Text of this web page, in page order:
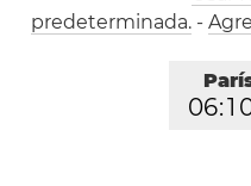
predeterminada.-
06:1